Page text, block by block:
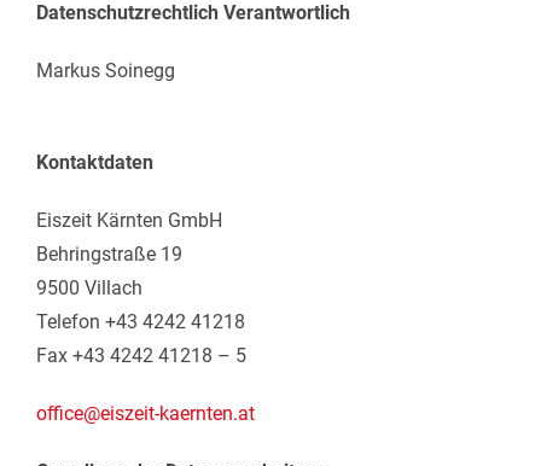
Datenschutzrechtlich Verantwortlich
Markus Soinegg
Kontaktdaten
Eiszeit Kärnten GmbH
Behringstraße 19
9500 Villach
Telefon +43 4242 41218
Fax +43 4242 41218 – 5
office@eiszeit-kaernten.at